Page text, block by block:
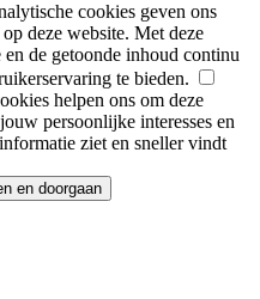
cookies geven ons
deze website. Met deze
de getoonde inhoud continu
te bieden.
helpen ons om deze
persoonlijke interesses en
ziet en sneller vindt
en doorgaan